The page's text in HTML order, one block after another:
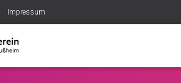
Impressum